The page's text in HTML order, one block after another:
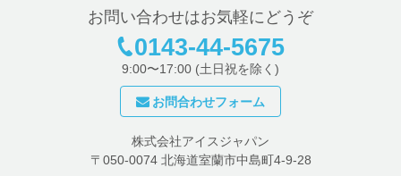
お問い合わせはお気軽にどうぞ
0143-44-5675
9:00〜17:00 (土日祝を除く)
お問合わせフォーム
株式会社アイスジャパン
〒050-0074 北海道室蘭市中島町4-9-28